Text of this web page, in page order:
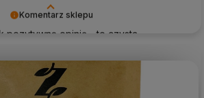
Komentarz sklepu
pozytywną opinię - to czysta
w podzielenie się z nami Twoimi
zobaczenia!